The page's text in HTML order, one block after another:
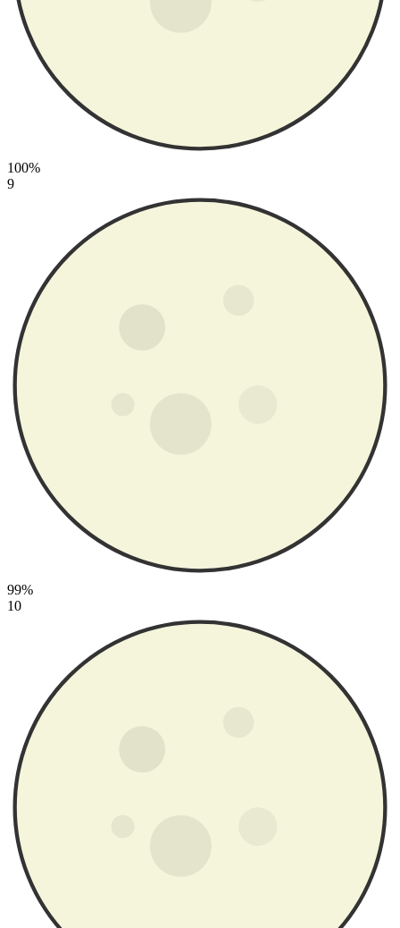
100%
9
99%
10